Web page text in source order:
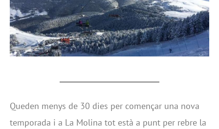
Queden menys de 30 dies per començar una nova
temporada i a La Molina tot està a punt per rebre la